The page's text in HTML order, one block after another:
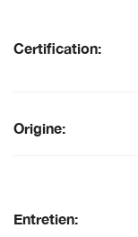
Certification:
Origine:
Entretien: